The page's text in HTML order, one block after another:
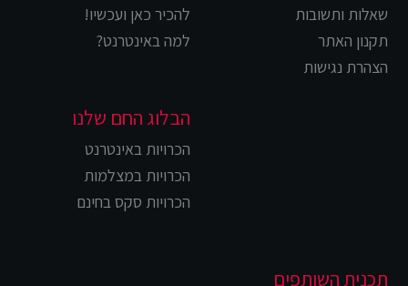
שאלות ותשובות
תקנון האתר
הצהרת נגישות
להכיר כאן ועכשיו!
למה באינטרנט?
הבלוג החם שלנו
הכרויות באינטרנט
הכרויות במצלמות
הכרויות סקס בחינם
תכנית השותפים